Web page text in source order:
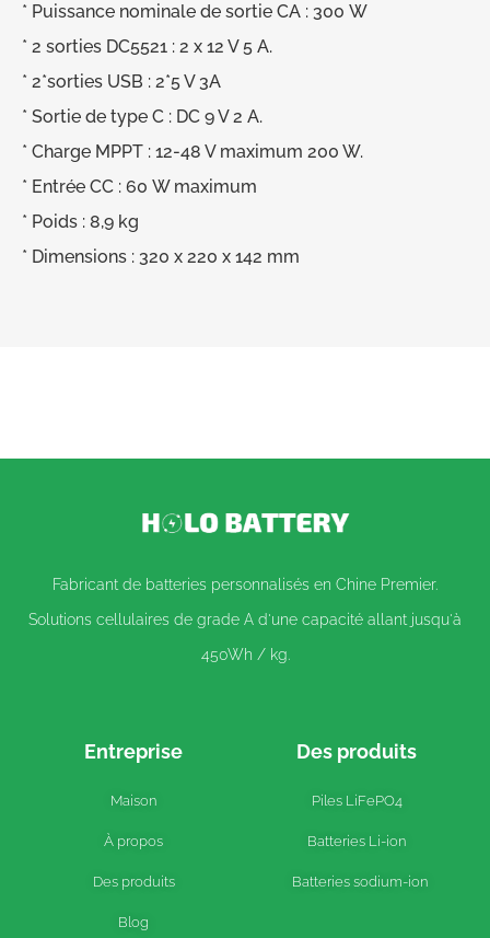
* Puissance nominale de sortie CA : 300 W
* 2 sorties DC5521 : 2 x 12 V 5 A.
* 2*sorties USB : 2*5 V 3A
* Sortie de type C : DC 9 V 2 A.
* Charge MPPT : 12-48 V maximum 200 W.
* Entrée CC : 60 W maximum
* Poids : 8,9 kg
* Dimensions : 320 x 220 x 142 mm
Fabricant de batteries personnalisés en Chine Premier.
Solutions cellulaires de grade A d'une capacité allant jusqu'à
450Wh / kg.
Entreprise
Maison
À propos
Des produits
Blog
Des produits
Piles LiFePO4
Batteries Li-ion
Batteries sodium-ion